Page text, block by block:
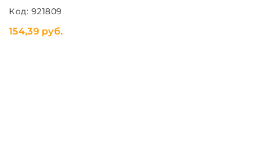
Код: 921809
154,39 руб.